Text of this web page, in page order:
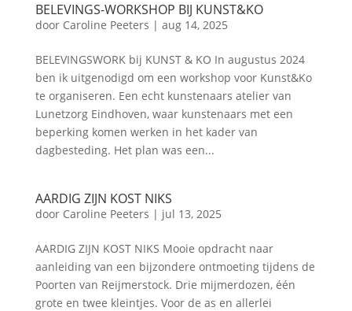
BELEVINGS-WORKSHOP BIJ KUNST&KO
door Caroline Peeters | aug 14, 2025
BELEVINGSWORK bij KUNST & KO In augustus 2024
ben ik uitgenodigd om een workshop voor Kunst&Ko
te organiseren. Een echt kunstenaars atelier van
Lunetzorg Eindhoven, waar kunstenaars met een
beperking komen werken in het kader van
dagbesteding. Het plan was een...
AARDIG ZIJN KOST NIKS
door Caroline Peeters | jul 13, 2025
AARDIG ZIJN KOST NIKS Mooie opdracht naar
aanleiding van een bijzondere ontmoeting tijdens de
Poorten van Reijmerstock. Drie mijmerdozen, één
grote en twee kleintjes. Voor de as en allerlei